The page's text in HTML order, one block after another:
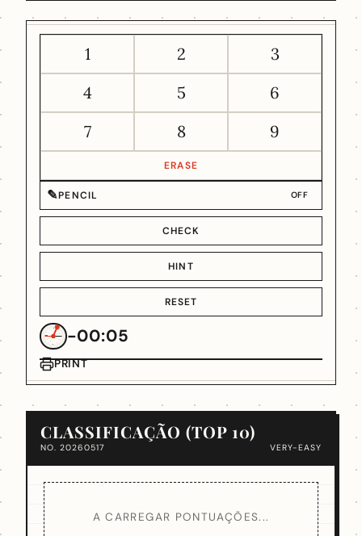
1 2
3
4
5
6
7
8 9
ERASE
✎PENCIL OFF
CHECK
HINT
RESET
-00:05
PRINT
CLASSIFICAÇÃO (TOP 10)
NO. 20260517 VERY-EASY
A CARREGAR PONTUAÇÕES...